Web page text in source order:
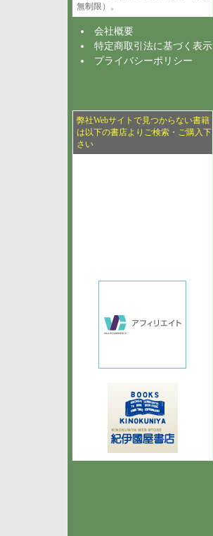
無制限）。
会社概要
特定商取引法に基づく表示
プライバシーポリシー
弊社Webサイトで見つからない書籍
は以下の書店よりご検索・ご購入下
さい